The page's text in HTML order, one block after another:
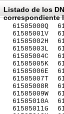
Listado de los
correspondiente
61585000Q
61585001V
61585002H
61585003L
61585004C
61585005K
61585006E
61585007T
61585008R
61585009W
61585010A
61585011G